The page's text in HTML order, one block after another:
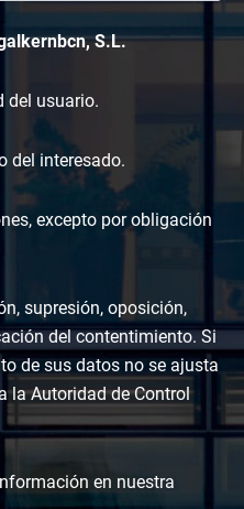
S.L.
del usuario.
del interesado.
excepto por obligación
supresión, oposición,
del contentimiento. Si
de sus datos no se ajusta
la Autoridad de Control
en nuestra